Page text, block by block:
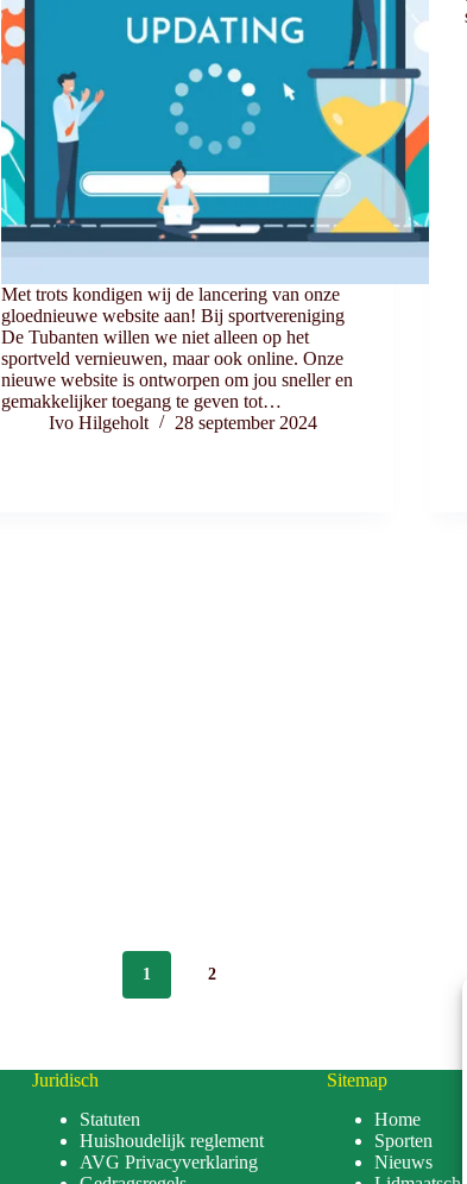
Met trots kondigen wij de lancering van onze
gloednieuwe website aan! Bij sportvereniging
De Tubanten willen we niet alleen op het
sportveld vernieuwen, maar ook online. Onze
nieuwe website is ontworpen om jou sneller en
gemakkelijker toegang te geven tot…
Ivo Hilgeholt
28 september 2024
1 2
Juridisch
Statuten
Huishoudelijk reglement
AVG Privacyverklaring
Sitemap
Home
Sporten
Nieuws